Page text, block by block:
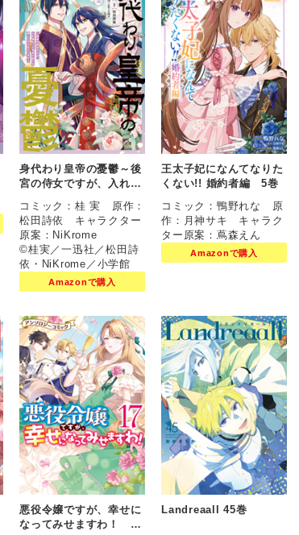
身代わり皇帝の憂鬱～後
宮の侍女ですが、入れ替
わった皇帝に全てを押し
つけられています～ 3
巻
コミック：桂 実 原作：
松田詩依 キャラクター
原案：NiKrome
©桂実／一迅社／松田詩
依・NiKrome／小学館
Amazonで購入
王太子妃になんてなりた
くない!! 婚約者編 5巻
コミック：鴨野れな 原
作：月神サキ キャラク
ター原案：蔦森えん
Amazonで購入
悪役令嬢ですが、幸せに
なってみせますわ！ ア
Landreaall 45巻